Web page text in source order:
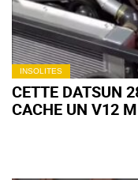
INSOLITES
CETTE DATSUN
CACHE UN V12